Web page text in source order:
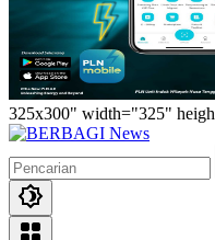
325x300" width="325"